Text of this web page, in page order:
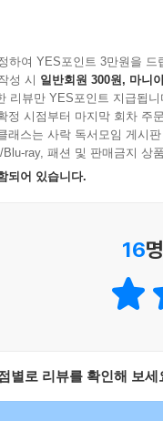
러한 가치투자 철학이
명한 투자자는 기업의
폭으로 상승한 직후에
한 투자자’는 참을성 있
는 한 시장 변동에 일
을 떠났지만 그의 가치
조했다. 그레이엄이 남
하여 YES포인트 3만원을 드
성 시 일반회원 300원, 마니
리뷰만 YES포인트 지급됩니
정 시점부터 마지막 회차 주
래스는 사락 독서모임 게시
Blu-ray, 패션 및 판매금지 상
되어 있습니다.
16
별로 리뷰를 확인해 보세